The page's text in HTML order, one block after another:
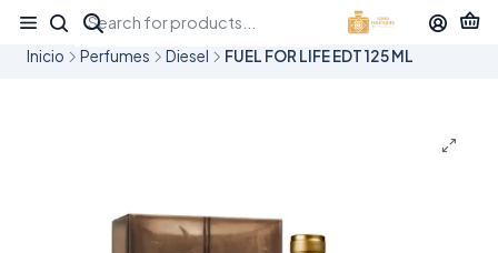
¡APROVECHA NUESTRAS OFERTAS EN TUBBEES ESTE DÍA DEL NIÑO!
Inicio Perfumes Diesel FUEL FOR LIFE EDT 125 ML